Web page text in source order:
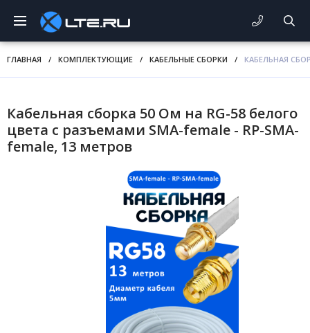
ГЛАВНАЯ / КОМПЛЕКТУЮЩИЕ / КАБЕЛЬНЫЕ СБОРКИ / КАБЕЛЬНАЯ
Кабельная сборка 50 Ом на RG-58 белого
цвета с разъемами SMA-female - RP-SMA-
female, 13 метров